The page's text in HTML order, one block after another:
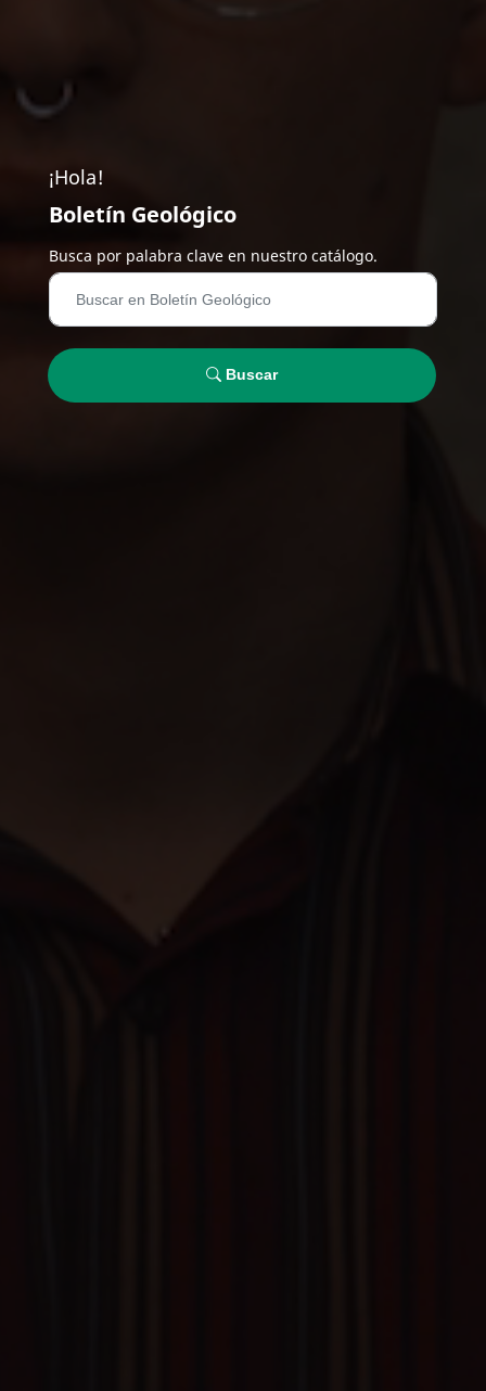
¡Hola!
Boletín Geológico
Busca por palabra clave en nuestro catálogo.
Buscar